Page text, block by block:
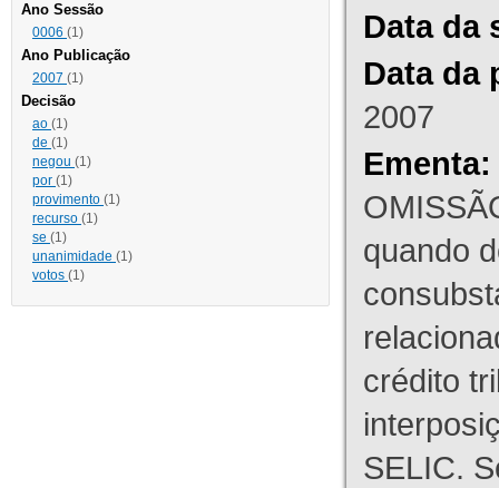
Ano Sessão
0006 (1)
Ano Publicação
2007 (1)
Decisão
ao (1)
de (1)
negou (1)
por (1)
provimento (1)
recurso (1)
se (1)
unanimidade (1)
votos (1)
Data da
Data da
2007
Ementa:
quando
crédito
SELIC.